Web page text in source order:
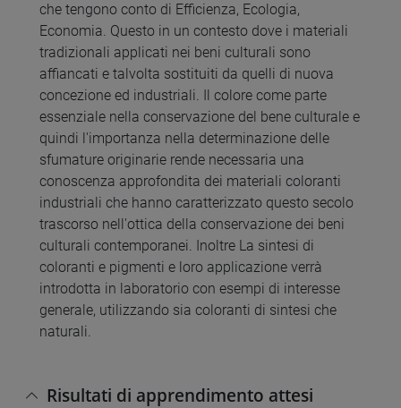
che tengono conto di Efficienza, Ecologia,
Economia. Questo in un contesto dove i materiali
tradizionali applicati nei beni culturali sono
affiancati e talvolta sostituiti da quelli di nuova
concezione ed industriali. Il colore come parte
essenziale nella conservazione del bene culturale e
quindi l'importanza nella determinazione delle
sfumature originarie rende necessaria una
conoscenza approfondita dei materiali coloranti
industriali che hanno caratterizzato questo secolo
trascorso nell'ottica della conservazione dei beni
culturali contemporanei. Inoltre La sintesi di
coloranti e pigmenti e loro applicazione verrà
introdotta in laboratorio con esempi di interesse
generale, utilizzando sia coloranti di sintesi che
naturali.
Risultati di apprendimento attesi